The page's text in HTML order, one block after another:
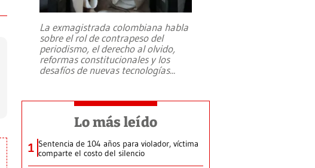
La exmagistrada colombiana habla
sobre el rol de contrapeso del
periodismo, el derecho al olvido,
reformas constitucionales y los
desafíos de nuevas tecnologías...
Lo más leído
1 Sentencia de 104 años para violador, víctima
comparte el costo del silencio